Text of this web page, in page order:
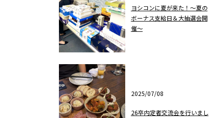
ヨシコンに夏が来た！～夏の
ボーナス支給日＆大抽選会開
催～
2025/07/08
26卒内定者交流会を行いまし